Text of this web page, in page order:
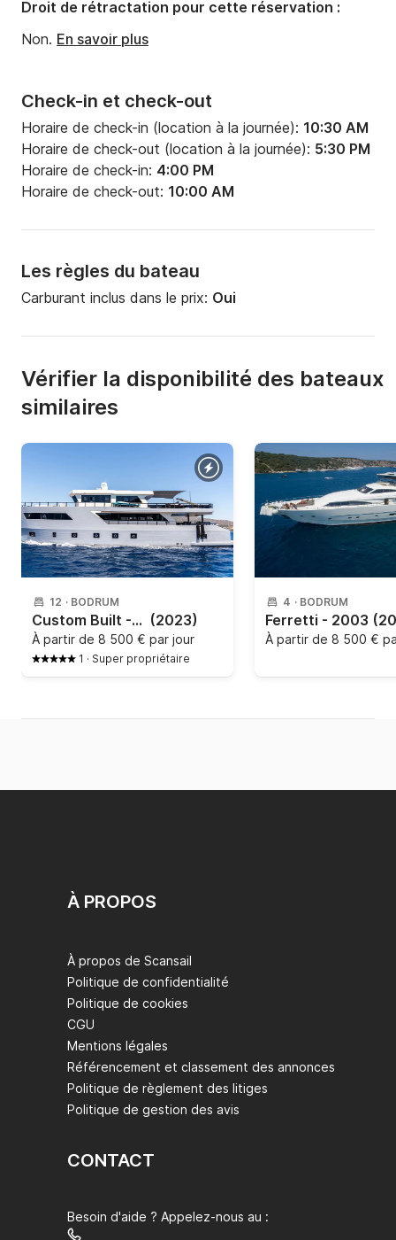
Carburant:200 L/h
Check-in et check-out
Horaire de check-in (location à la journée): 10:30 AM
Horaire de check-out (location à la journée): 5:30 PM
Horaire de check-in: 4:00 PM
Horaire de check-out: 10:00 AM
Les règles du bateau
Carburant inclus dans le prix: Oui
Droit de rétractation pour cette réservation :
Non. En savoir plus
Vérifier la disponibilité des bateaux
similaires
12 · BODRUM
Custom Built - Custom (2023)
À partir de 8 500 € par jour
1 · Super propriétaire
4 · BODRUM
Ferretti - 2003
À partir de 8 500 €
À PROPOS
À propos de Scansail
Politique de confidentialité
Politique de cookies
CGU
Mentions légales
Référencement et classement des annonces
Politique de règlement des litiges
Politique de gestion des avis
CONTACT
Besoin d'aide ? Appelez-nous au :